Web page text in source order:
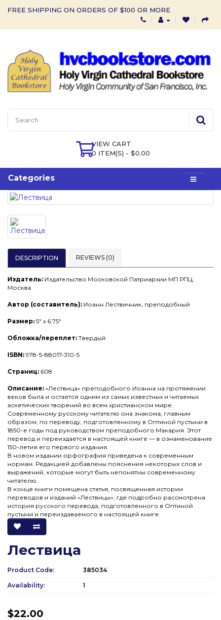
FREE SHIPPING ON ORDERS OF $100 OR MORE
VIEW CART
0 ITEM(S) - $0.00
Categories
DESCRIPTION REVIEWS (0)
Издатель: Издательство Московской Патриархии МП РПЦ,
Москва
Автор (составитель): Иоанн Лествичник, преподобный
Размер: 5" x 6.75"
Обложка/переплет: Твердый
ISBN: 978-5-88017-310-5
Страниц: 608
Описание: «Лествица» преподобного Иоанна на протяжении
веков была и остается одним из самых известных и читаемых
аскетических творений во всем христианском мире.
Современному русскому читателю она знакома, главным
образом, по переводу, подготовленному в Оптиной пустыни в
1850-е годы под руководством преподобного Макария. Этот
перевод и переиздается в настоящей книге — в ознаменование
150-летия его первого издания.
В новом издании орфография приведена к современным
нормам. Редакцией добавлены пояснения некоторых слов и
выражений, которые могут быть непонятны современному
читателю.
В конце книги помещена статья, посвященная истории
переводов и изданий «Лествицы», где подробно рассмотрена
история русского перевода, подготовленного в Оптиной
пустыни и переиздаваемого в настоящей книге.
Лествица
Product Code: 385034
Availability: 1
$22.00